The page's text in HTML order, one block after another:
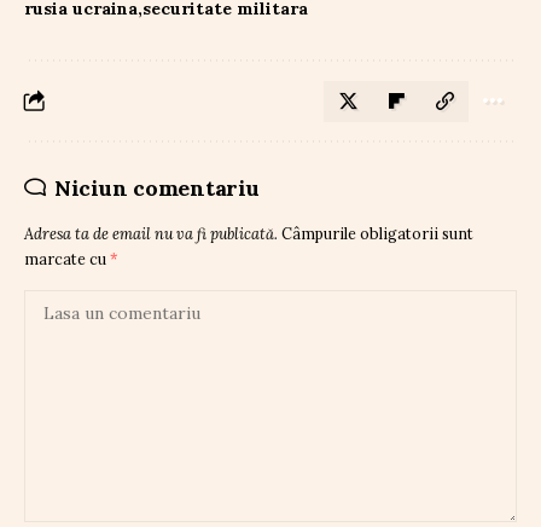
rusia ucraina securitate militara
Niciun comentariu
Adresa ta de email nu va fi publicată. Câmpurile obligatorii sunt
marcate cu *